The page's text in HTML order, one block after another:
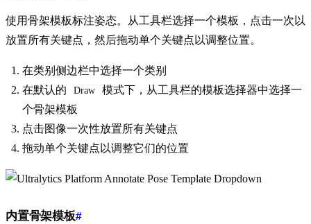
使用骨架模板标注姿态。从工具栏选择一个模板，点击一次以
放置所有关键点，然后拖动单个关键点以调整位置。
在类别侧边栏中选择一个类别
在默认的
Draw
模式下，从工具栏的模板选择器中选择一
个骨架模板
点击图像一次性放置所有关键点
拖动单个关键点以调整它们的位置
内置骨架模板#